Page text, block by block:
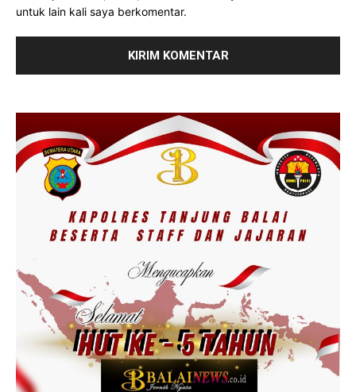
untuk lain kali saya berkomentar.